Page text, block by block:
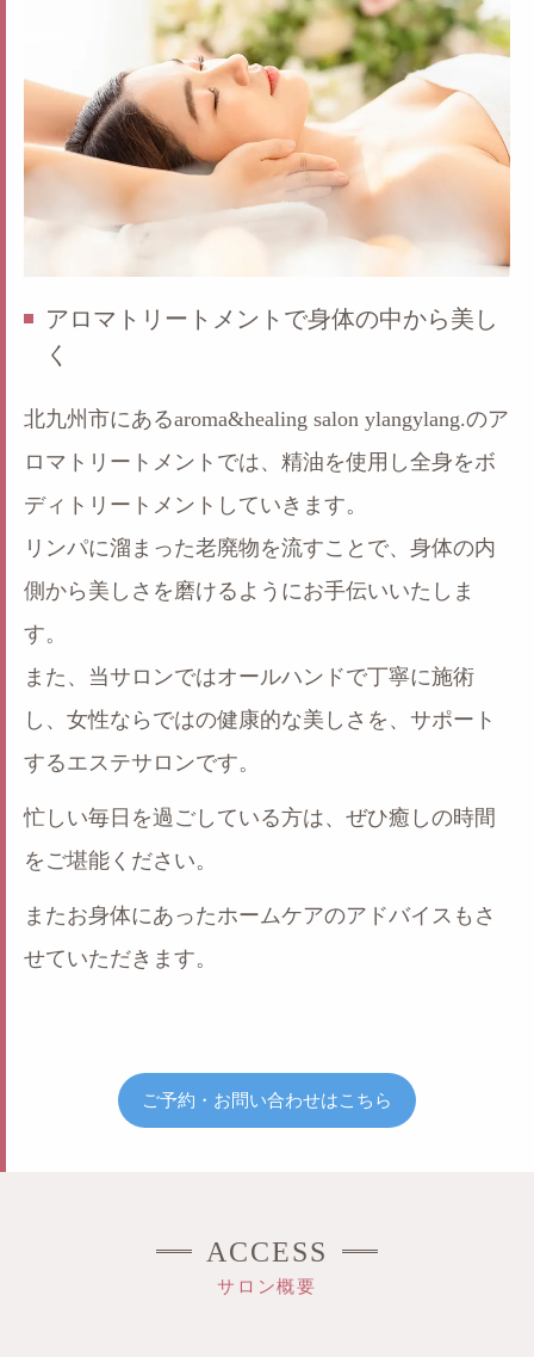
アロマトリートメントで身体の中から美し
く
北九州市にあるaroma&healing salon ylangylang.のア
ロマトリートメントでは、精油を使用し全身をボ
ディトリートメントしていきます。
リンパに溜まった老廃物を流すことで、身体の内
側から美しさを磨けるようにお手伝いいたしま
す。
また、当サロンではオールハンドで丁寧に施術
し、女性ならではの健康的な美しさを、サポート
するエステサロンです。
忙しい毎日を過ごしている方は、ぜひ癒しの時間
をご堪能ください。
またお身体にあったホームケアのアドバイスもさ
せていただきます。
ご予約・お問い合わせはこちら
サロン概要
ACCESS